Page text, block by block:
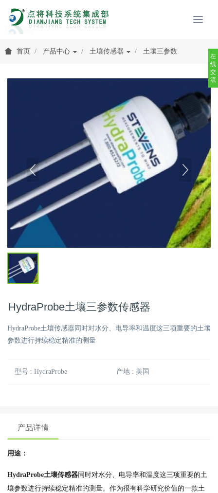
首页 产品中心 土壤传感器 土壤三参数
HydraProbe土壤三参数传感器
HydraProbe土壤传感器同时对水分、电导率和温度这三项重要的土壤
参数进行持续稳定精准的测量
型号 : HydraProbe 产地 : 美国
产品详情
用途：
HydraProbe土壤传感器 同时对水分、电导率和温度这三项重要的土
壤参数进行持续稳定精准的测量。作为很有科学研究价值的一款土
在
线
交
流